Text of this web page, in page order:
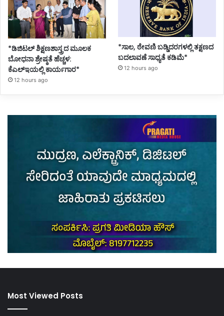
*ಡಿಜಿಟಲ್ ಶಿಕ್ಷಣಶಾಸ್ತ್ರದ ಮೂಲಕ
ಬೋಧನಾ ಶ್ರೇಷ್ಠತೆ ಹೆಚ್ಚಳ:
ಕೆಎಲ್ಇಯಲ್ಲಿ ಕಾರ್ಯಗಾರ*
12 hours ago
*ಸಾಲ, ಠೇವಣಿ ಬಡ್ಡಿದರಗಳಲ್ಲಿ ತಕ್ಷಣದ
ಬದಲಾವಣೆ ಸಾಧ್ಯತೆ ಕಡಿಮೆ*
12 hours ago
Most Viewed Posts